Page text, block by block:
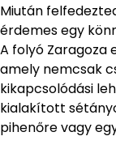
Miután
érdemes egy
A folyó Zaragoza
amely nemcsak
kikapcsolódási
kialakított
pihenőre vagy